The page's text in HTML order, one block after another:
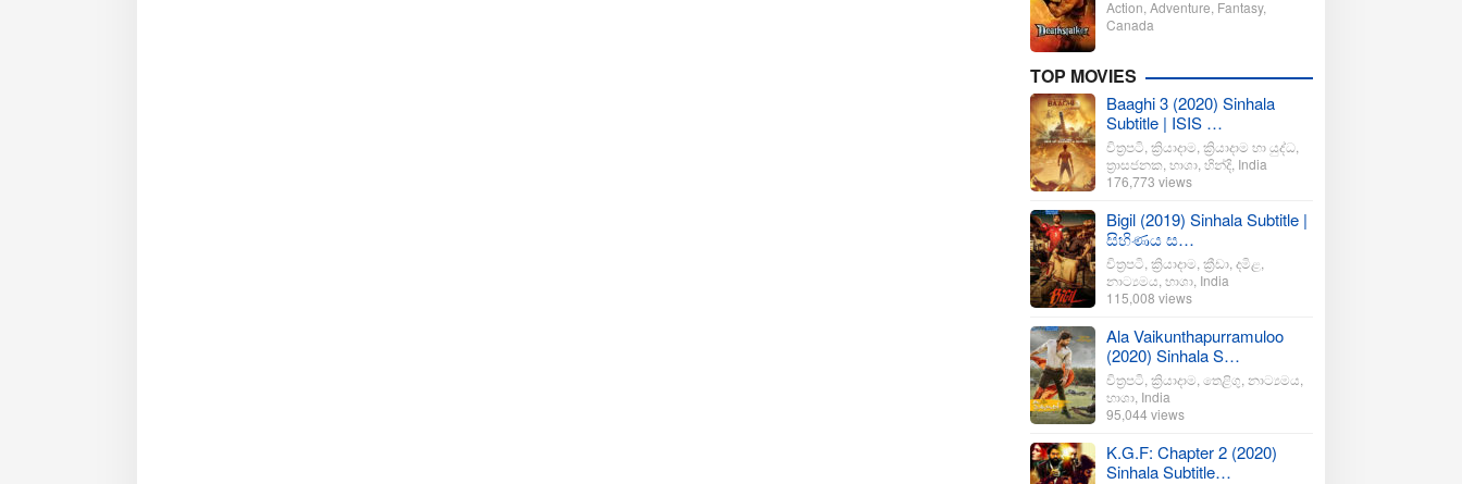
Action Adventure Fantasy,
Canada
TOP MOVIES
Baaghi 3 (2020) Sinhala
Subtitle | ISIS …
චිත්‍රපටි ක්‍රියාදාම ක්‍රියාදාම හා යුද්ධ
ත්‍රාසජනක භාශා හින්දි India
176,773 views
Bigil (2019) Sinhala Subtitle |
සිහිණය ස…
චිත්‍රපටි ක්‍රියාදාම ක්‍රීඩා දමිළ
නාට්‍යමය භාශා India
115,008 views
Ala Vaikunthapurramuloo
(2020) Sinhala S…
චිත්‍රපටි ක්‍රියාදාම තෙළිගු නාට්‍යමය
භාශා India
95,044 views
K.G.F: Chapter 2 (2020)
Sinhala Subtitle…